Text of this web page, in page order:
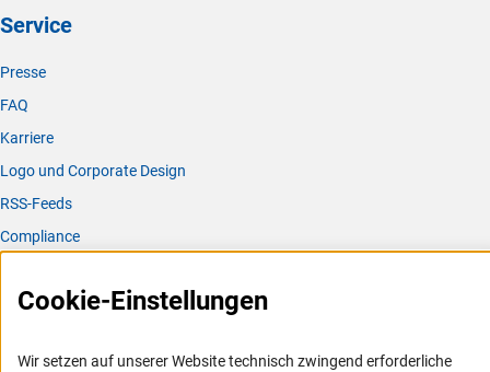
Service
Presse
FAQ
Karriere
Logo und Corporate Design
RSS-Feeds
Compliance
Barrierefreiheit
Service und Informationen für Menschen mit Behinderungen
Cookie-Einstellungen
Wir setzen auf unserer Website technisch zwingend erforderliche